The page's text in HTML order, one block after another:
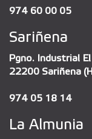
974 60 00 05
Sariñena
Pgno. Industrial
22200 Sariñena
974 05 18 14
La Almunia